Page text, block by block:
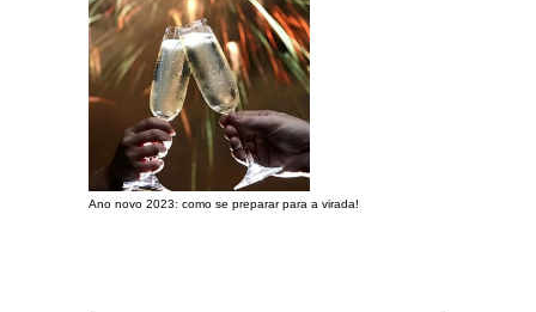
Ano novo 2023: como se preparar para a virada!